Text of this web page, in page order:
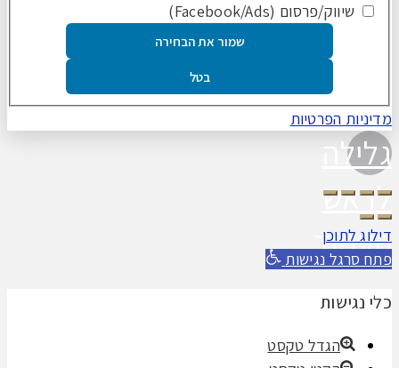
שיווק/פרסום (Facebook/Ads)
שמור את הבחירה
בטל
מדיניות הפרטיות
גלילה
לראש
העמוד
דילוג לתוכן
פתח סרגל נגישות
כלי נגישות
הגדל טקסט